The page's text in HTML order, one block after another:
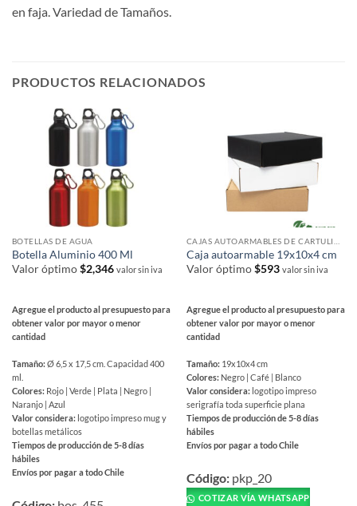
en faja. Variedad de Tamaños.
PRODUCTOS RELACIONADOS
BOTELLAS DE AGUA
Botella Aluminio 400 Ml
Valor óptimo$2,346 valor sin iva
Agregue el producto al presupuesto para
obtener valor por mayor o menor
cantidad
Tamaño:Ø 6,5 x 17,5 cm. Capacidad 400
ml.
Colores: Rojo | Verde | Plata | Negro |
Naranjo | Azul
Valor considera: logotipo impreso mug y
botellas metálicos
Tiempos de producción de 5-8 días
hábiles
Envíos por pagar a todo Chile
Caja autoarmable 19x10x4 cm
Valor óptimo$593 valor sin iva
Agregue el producto al presupuesto para
obtener valor por mayor o menor
cantidad
Tamaño: 19x10x4 cm
Colores: Negro | Café | Blanco
Valor considera: logotipo impreso
serigrafía toda superficie plana
Tiempos de producción de 5-8 días
hábiles
Envíos por pagar a todo Chile
producto
tiene
Código: pkp_20
COTIZAR VÍA WHATSAPP